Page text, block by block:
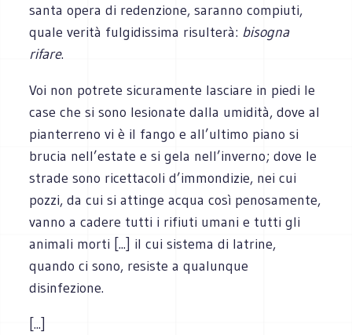
santa opera di redenzione, saranno compiuti,
quale verità fulgidissima risulterà: bisogna
rifare.
Voi non potrete sicuramente lasciare in piedi le
case che si sono lesionate dalla umidità, dove al
pianterreno vi è il fango e all’ultimo piano si
brucia nell’estate e si gela nell’inverno; dove le
strade sono ricettacoli d’immondizie, nei cui
pozzi, da cui si attinge acqua così penosamente,
vanno a cadere tutti i rifiuti umani e tutti gli
animali morti [...] il cui sistema di latrine,
quando ci sono, resiste a qualunque
disinfezione.
[...]